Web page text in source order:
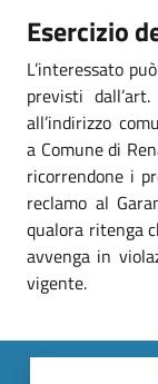
Esercizio
L’interessato
previsti
all’indirizzo
a Comune di
ricorrendone i
reclamo al
qualora ritenga
avvenga in
vigente.